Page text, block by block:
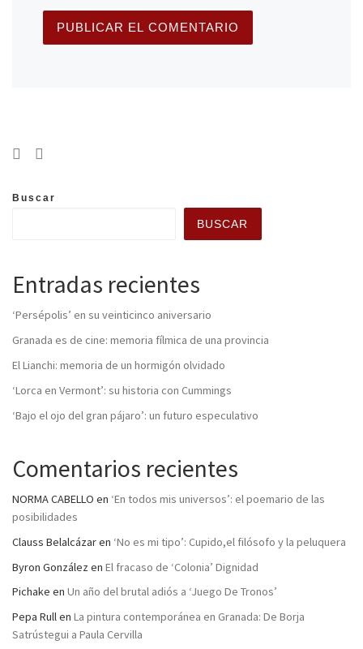
Buscar
BUSCAR
Entradas recientes
‘Persépolis’ en su veinticinco aniversario
Granada es de cine: memoria fílmica de una provincia
El Lianchi: memoria de un hormigón olvidado
‘Lorca en Vermont’: su historia con Cummings
‘Bajo el ojo del gran pájaro’: un futuro especulativo
Comentarios recientes
NORMA CABELLO en ‘En todos mis universos’: el poemario de las
posibilidades
Clauss Belalcázaren ‘No es mi tipo’: Cupido,el filósofo y la peluquera
Byron González en El fracaso de ‘Colonia’ Dignidad
Pichake en Un año del brutal adiós a ‘Juego De Tronos’
Pepa Rullen La pintura contemporánea en Granada: De Borja
Satrústegui a Paula Cervilla